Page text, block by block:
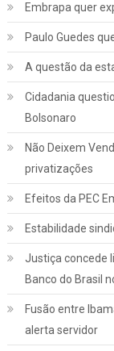
Embrapa quer
Paulo Guedes
A questão da
Cidadania
Bolsonaro
Não Deixem
privatizações
Efeitos da PEC
Estabilidade
Justiça concede
Banco do Brasil
Fusão entre
alerta servidor
INSS: